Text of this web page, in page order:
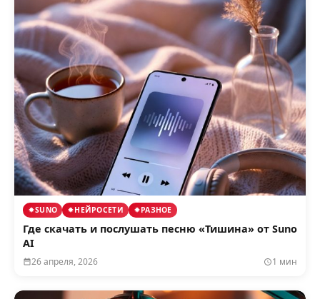
SUNO НЕЙРОСЕТИ РАЗНОЕ
Где скачать и послушать песню «Тишина» от Suno
AI
26 апреля, 2026 1 мин